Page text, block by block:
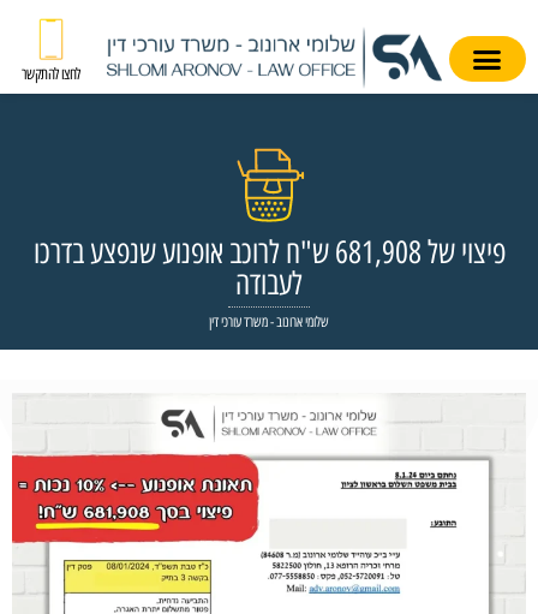
לחצו להתקשר
פיצוי של 681,908 ש"ח לרוכב אופנוע שנפצע בדרכו
לעבודה
שלומי ארונוב - משרד עורכי דין